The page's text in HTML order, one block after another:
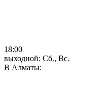
18:00
выходной: Сб., Вс.
В Алматы: